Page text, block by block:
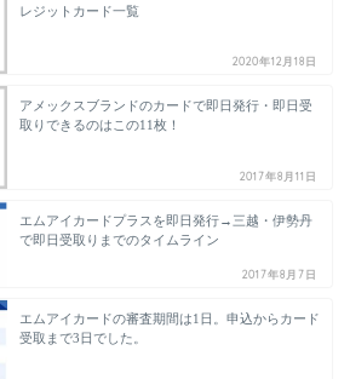
レジットカード一覧
2020年12月18日
アメックスブランドのカードで即日発行・即日受
取りできるのはこの11枚！
2017年8月11日
エムアイカードプラスを即日発行→三越・伊勢丹
で即日受取りまでのタイムライン
2017年8月7日
エムアイカードの審査期間は1日。申込からカード
受取まで3日でした。